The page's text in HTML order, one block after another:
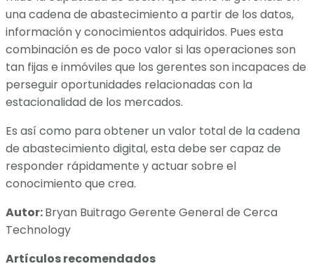
una cadena de abastecimiento a partir de los datos,
información y conocimientos adquiridos. Pues esta
combinación es de poco valor si las operaciones son
tan fijas e inmóviles que los gerentes son incapaces de
perseguir oportunidades relacionadas con la
estacionalidad de los mercados.
Es así como para obtener un valor total de la cadena
de abastecimiento digital, esta debe ser capaz de
responder rápidamente y actuar sobre el
conocimiento que crea.
Autor:Bryan Buitrago Gerente General de Cerca
Technology
Artículos recomendados